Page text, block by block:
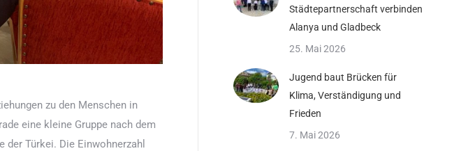
zu den Menschen in
eine kleine Gruppe nach dem
Türkei. Die Einwohnerzahl
Städtepartnerschaft verbinden
Alanya und Gladbeck
25. Mai 2026
Jugend baut Brücken für
Klima, Verständigung und
Frieden
7. Mai 2026